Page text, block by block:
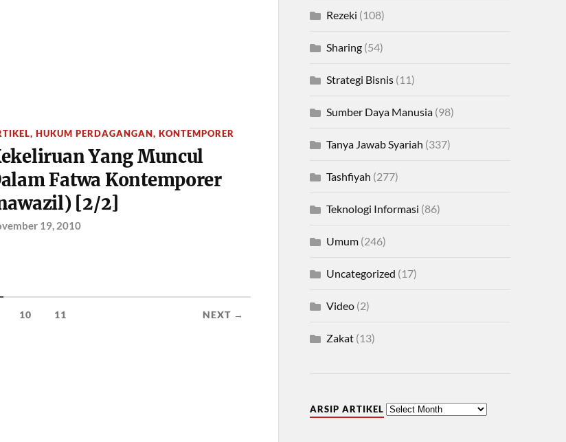
, HUKUM PERDAGANGAN, KONTEMPORER
Yang Muncul
Fatwa Kontemporer
[2/2]
19, 2010
10 11 NEXT →
Rezeki (108)
Sharing(54)
Strategi Bisnis(11)
Sumber Daya Manusia(98)
Tanya Jawab Syariah (337)
Tashfiyah (277)
Teknologi Informasi (86)
Umum(246)
Uncategorized (17)
Video(2)
Zakat(13)
ARSIP ARTIKEL